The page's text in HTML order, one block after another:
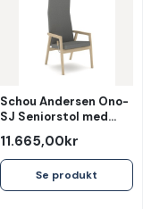
Schou Andersen Ono-
SJ Seniorstol med
11.665,00kr
Se produkt